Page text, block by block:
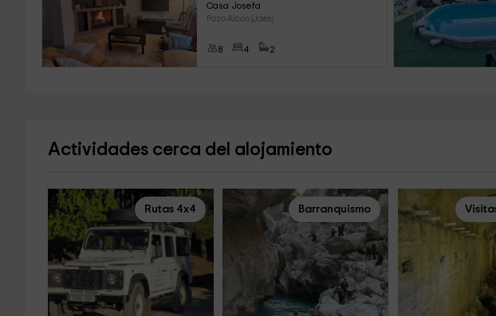
Casa Josefa
Pozo Alcon (Jaén)
8 4 2
Actividades cerca del alojamiento
Rutas 4x4 Barranquismo